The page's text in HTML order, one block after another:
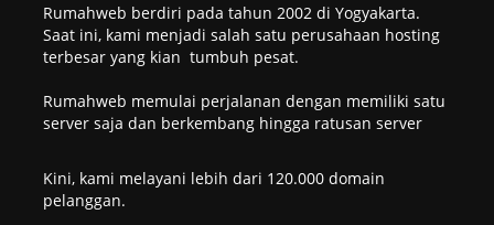
Rumahweb berdiri pada tahun 2002 di Yogyakarta.
Saat ini, kami menjadi salah satu perusahaan hosting
terbesar yang kian tumbuh pesat.
Rumahweb memulai perjalanan dengan memiliki satu
server saja dan berkembang hingga ratusan server
Kini, kami melayani lebih dari 120.000 domain
pelanggan.